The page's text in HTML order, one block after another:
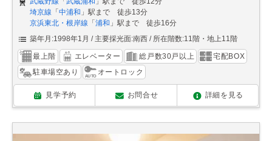
埼京線 「 中浦和 」駅まで 徒歩13分
京浜東北・根岸線 「 浦和 」駅まで 徒歩16分
築年月:1998年1月
主要採光面:南西 所在階数:11階・地上11階
最上階 エレベーター 総戸数30戸以上
宅配BOX
駐車場空あり
オートロック
見学予約 お問合せ 詳細を見る